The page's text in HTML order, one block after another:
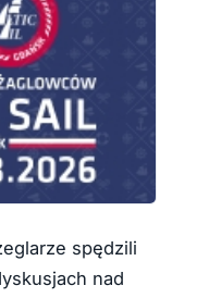
spędzili
nad